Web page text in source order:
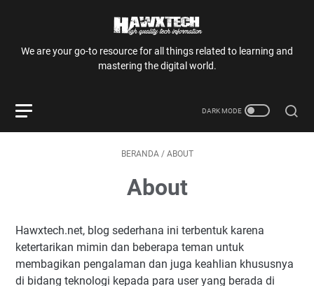
We are your go-to resource for all things related to learning and
mastering the digital world.
BERANDA / ABOUT
About
Hawxtech.net, blog sederhana ini terbentuk karena
ketertarikan mimin dan beberapa teman untuk
membagikan pengalaman dan juga keahlian khususnya
di bidang teknologi kepada para user yang berada di